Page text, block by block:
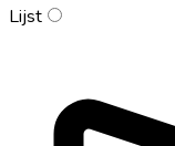
Lijst